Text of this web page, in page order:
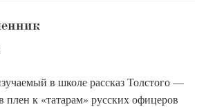
в школе рассказ Толстого —
к «татарам» русских офицеров